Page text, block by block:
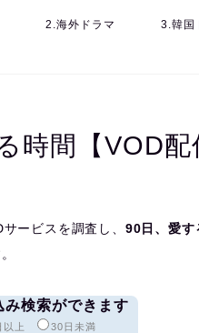
2.海外ドラマ 3.韓国
時間【VOD配
ービスを調査し、 90日、愛す
検索ができます
以上 30日未満